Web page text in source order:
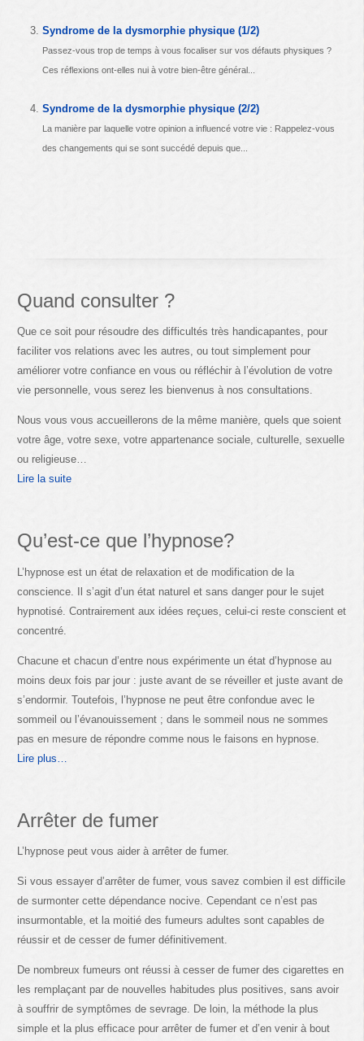
Syndrome de la dysmorphie physique (1/2)
Passez-vous trop de temps à vous focaliser sur vos défauts physiques ?
Ces réflexions ont-elles nui à votre bien-être général...
Syndrome de la dysmorphie physique (2/2)
La manière par laquelle votre opinion a influencé votre vie : Rappelez-vous
des changements qui se sont succédé depuis que...
Quand consulter ?
Que ce soit pour résoudre des difficultés très handicapantes, pour
faciliter vos relations avec les autres, ou tout simplement pour
améliorer votre confiance en vous ou réfléchir à l’évolution de votre
vie personnelle, vous serez les bienvenus à nos consultations.
Nous vous vous accueillerons de la même manière, quels que soient
votre âge, votre sexe, votre appartenance sociale, culturelle, sexuelle
ou religieuse…
Lire la suite
Qu’est-ce que l’hypnose?
L’hypnose est un état de relaxation et de modification de la
conscience. Il s’agit d’un état naturel et sans danger pour le sujet
hypnotisé. Contrairement aux idées reçues, celui-ci reste conscient et
concentré.
Chacune et chacun d’entre nous expérimente un état d’hypnose au
moins deux fois par jour : juste avant de se réveiller et juste avant de
s’endormir. Toutefois, l’hypnose ne peut être confondue avec le
sommeil ou l’évanouissement ; dans le sommeil nous ne sommes
pas en mesure de répondre comme nous le faisons en hypnose.
Lire plus…
Arrêter de fumer
L’hypnose peut vous aider à arrêter de fumer.
Si vous essayer d’arrêter de fumer, vous savez combien il est difficile
de surmonter cette dépendance nocive. Cependant ce n’est pas
insurmontable, et la moitié des fumeurs adultes sont capables de
réussir et de cesser de fumer définitivement.
De nombreux fumeurs ont réussi à cesser de fumer des cigarettes en
les remplaçant par de nouvelles habitudes plus positives, sans avoir
à souffrir de symptômes de sevrage. De loin, la méthode la plus
simple et la plus efficace pour arrêter de fumer et d’en venir à bout